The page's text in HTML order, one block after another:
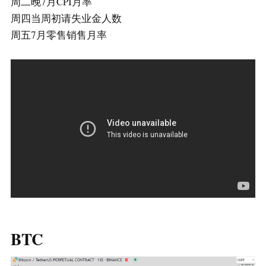
周四当周初请失业金人数
周五7月零售销售月率
BTC